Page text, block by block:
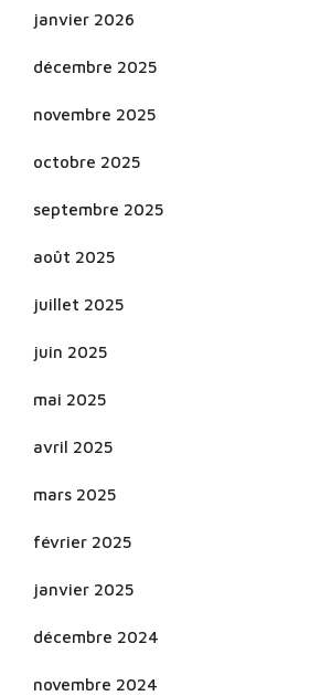
janvier 2026
décembre 2025
novembre 2025
octobre 2025
septembre 2025
août 2025
juillet 2025
juin 2025
mai 2025
avril 2025
mars 2025
février 2025
janvier 2025
décembre 2024
novembre 2024